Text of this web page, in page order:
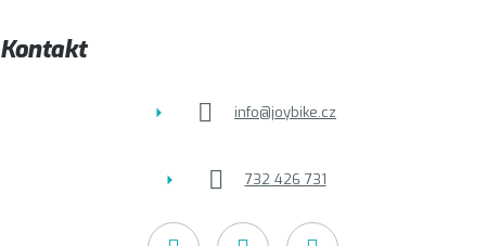
t
í
Kontakt
info@joybike.cz
732 426 731